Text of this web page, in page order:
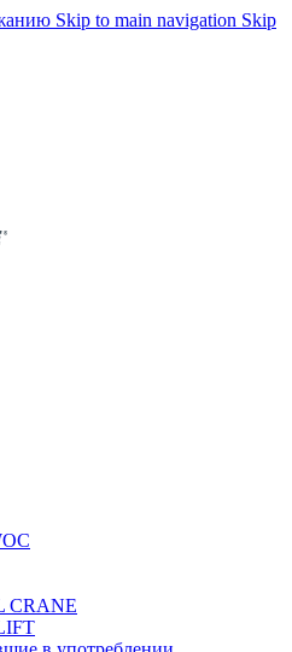
Skip to main navigation Skip
CRANE